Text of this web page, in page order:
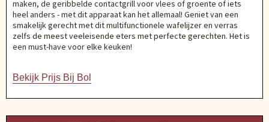
maken, de geribbelde contactgrill voor vlees of groente of iets
heel anders - met dit apparaat kan het allemaal! Geniet van een
smakelijk gerecht met dit multifunctionele wafelijzer en verras
zelfs de meest veeleisende eters met perfecte gerechten. Het is
een must-have voor elke keuken!
Bekijk Prijs Bij Bol